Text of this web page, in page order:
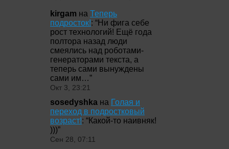
kirgam на Теперь
подросток!: “Ни фига себе
рост технологий! Ещё года
полтора назад люди
смеялись над роботами-
генераторами текста, а
теперь сами вынуждены
сами им…”
Окт 3, 23:21
sosedyshka на Голая и
переход в подростковый
возраст!: “Какой-то наивняк!
)))”
Сен 28, 07:11